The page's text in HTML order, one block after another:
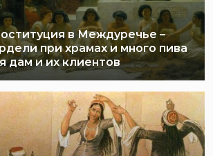
в Междуречье –
при храмах и много пива
дам и их клиентов